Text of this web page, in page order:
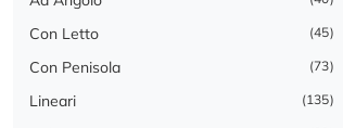
Con Letto 45
Con Penisola 73
Lineari 135